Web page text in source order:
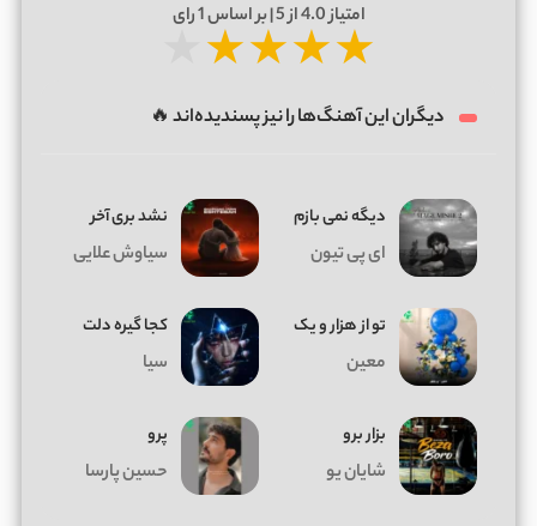
امتیاز4.0از 5 | بر اساس 1رای
★★★★
دیگران این آهنگ‌ها را نیز پسندیده‌اند 🔥
دیگه نمی بازم
ای پی تیون
نشد بری آخر
سیاوش علایی
تو از هزار و یک
معین
کجا گیره دلت
سیا
بزار برو
شایان یو
پرو
حسین پارسا